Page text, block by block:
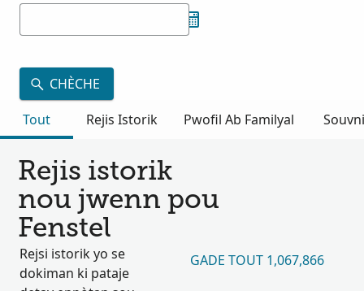
CHÈCHE
Tout
Rejis Istorik Pwofil Ab Familyal Souvni
Rejis istorik
nou jwenn pou
Fenstel
Rejsi istorik yo se
dokiman ki pataje
GADE TOUT 1,067,866